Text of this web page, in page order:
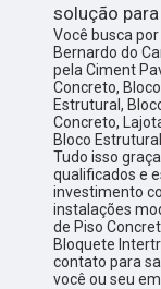
solução
Você busca
Bernardo do
pela Ciment
Concreto,
Estrutural,
Concreto,
Bloco
Tudo isso
qualificados e
investimento
instalações
de Piso
Bloquete
contato para
você ou seu